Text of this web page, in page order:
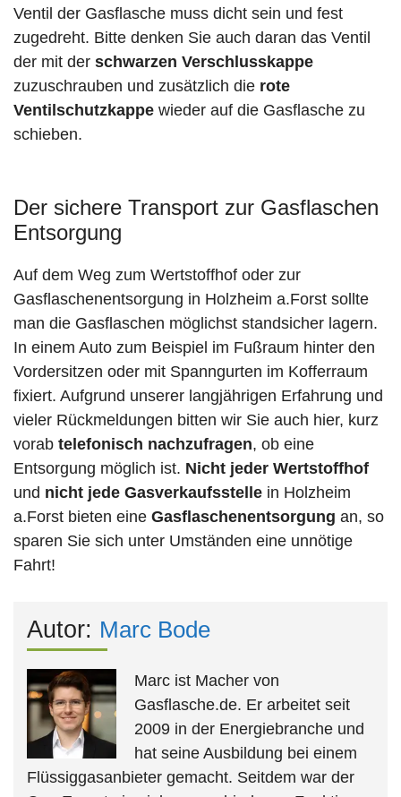
Ventil der Gasflasche muss dicht sein und fest
zugedreht. Bitte denken Sie auch daran das Ventil
der mit der schwarzen Verschlusskappe
zuzuschrauben und zusätzlich die rote
Ventilschutzkappe wieder auf die Gasflasche zu
schieben.
Der sichere Transport zur Gasflaschen
Entsorgung
Auf dem Weg zum Wertstoffhof oder zur
Gasflaschenentsorgung in Holzheim a.Forst sollte
man die Gasflaschen möglichst standsicher lagern.
In einem Auto zum Beispiel im Fußraum hinter den
Vordersitzen oder mit Spanngurten im Kofferraum
fixiert. Aufgrund unserer langjährigen Erfahrung und
vieler Rückmeldungen bitten wir Sie auch hier, kurz
vorab telefonisch nachzufragen, ob eine
Entsorgung möglich ist. Nicht jeder Wertstoffhof
und nicht jede Gasverkaufsstelle in Holzheim
a.Forst bieten eine Gasflaschenentsorgung an, so
sparen Sie sich unter Umständen eine unnötige
Fahrt!
Autor: Marc Bode
Marc ist Macher von
Gasflasche.de. Er arbeitet seit
2009 in der Energiebranche und
hat seine Ausbildung bei einem
Flüssiggasanbieter gemacht. Seitdem war der